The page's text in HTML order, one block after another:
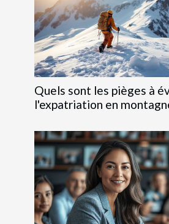
Quels sont les pièges à
l'expatriation en